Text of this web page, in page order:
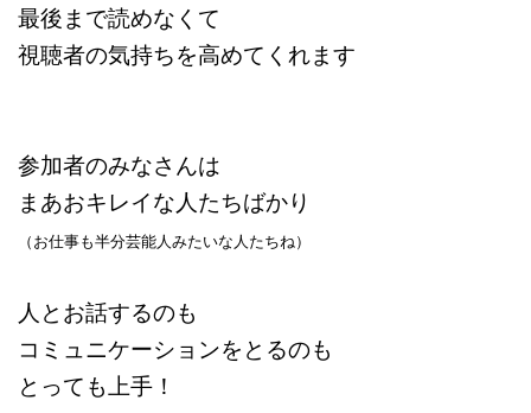
最後まで読めなくて
視聴者の気持ちを高めてくれます
参加者のみなさんは
まあおキレイな人たちばかり
（お仕事も半分芸能人みたいな人たちね）
人とお話するのも
コミュニケーションをとるのも
とっても上手！